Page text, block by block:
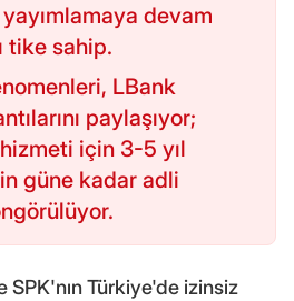
devam
tike sahip.
LBank
paylaşıyor;
için 3-5 yıl
güne kadar adli
SPK'nın Türkiye'de izinsiz